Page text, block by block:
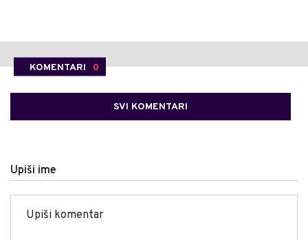
KOMENTARI 0
SVI KOMENTARI
Upiši ime